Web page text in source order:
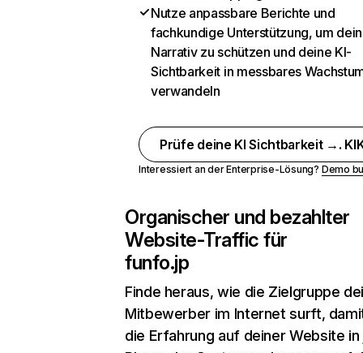
Nutze anpassbare Berichte und
fachkundige Unterstützung, um dein
Narrativ zu schützen und deine KI-
Sichtbarkeit in messbares
verwandeln
Prüfe deine KI Sichtbarkeit →.
Interessiert an der Enterprise-Lösung? Demo
Organischer und bezahlter
Website-Traffic für
funfo.jp
Finde heraus, wie die Zielgruppe
Mitbewerber im Internet surft,
die Erfahrung auf deiner Website